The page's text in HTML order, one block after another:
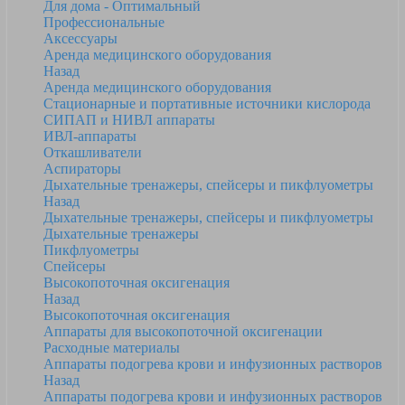
Для дома - Оптимальный
Профессиональные
Аксессуары
Аренда медицинского оборудования
Назад
Аренда медицинского оборудования
Стационарные и портативные источники кислорода
СИПАП и НИВЛ аппараты
ИВЛ-аппараты
Откашливатели
Аспираторы
Дыхательные тренажеры, спейсеры и пикфлуометры
Назад
Дыхательные тренажеры, спейсеры и пикфлуометры
Дыхательные тренажеры
Пикфлуометры
Спейсеры
Высокопоточная оксигенация
Назад
Высокопоточная оксигенация
Аппараты для высокопоточной оксигенации
Расходные материалы
Аппараты подогрева крови и инфузионных растворов
Назад
Аппараты подогрева крови и инфузионных растворов